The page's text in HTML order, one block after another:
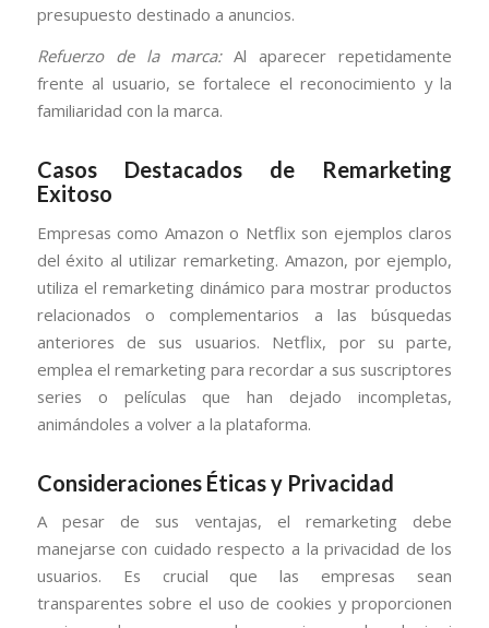
presupuesto destinado a anuncios.
Refuerzo de la marca:Al aparecer repetidamente
frente al usuario, se fortalece el reconocimiento y la
familiaridad con la marca.
Casos Destacados de Remarketing
Exitoso
Empresas como Amazon o Netflix son ejemplos claros
del éxito al utilizar remarketing. Amazon, por ejemplo,
utiliza el remarketing dinámico para mostrar productos
relacionados o complementarios a las búsquedas
anteriores de sus usuarios. Netflix, por su parte,
emplea el remarketing para recordar a sus suscriptores
series o películas que han dejado incompletas,
animándoles a volver a la plataforma.
Consideraciones Éticas y Privacidad
A pesar de sus ventajas, el remarketing debe
manejarse con cuidado respecto a la privacidad de los
usuarios. Es crucial que las empresas sean
transparentes sobre el uso de cookies y proporcionen